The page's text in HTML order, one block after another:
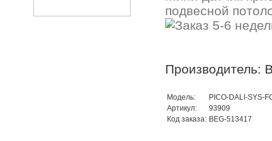
подвесной
Производитель:
Модель:
PICO-DALI-SYS-
Артикул:
93909
Код заказа: BEG-513417